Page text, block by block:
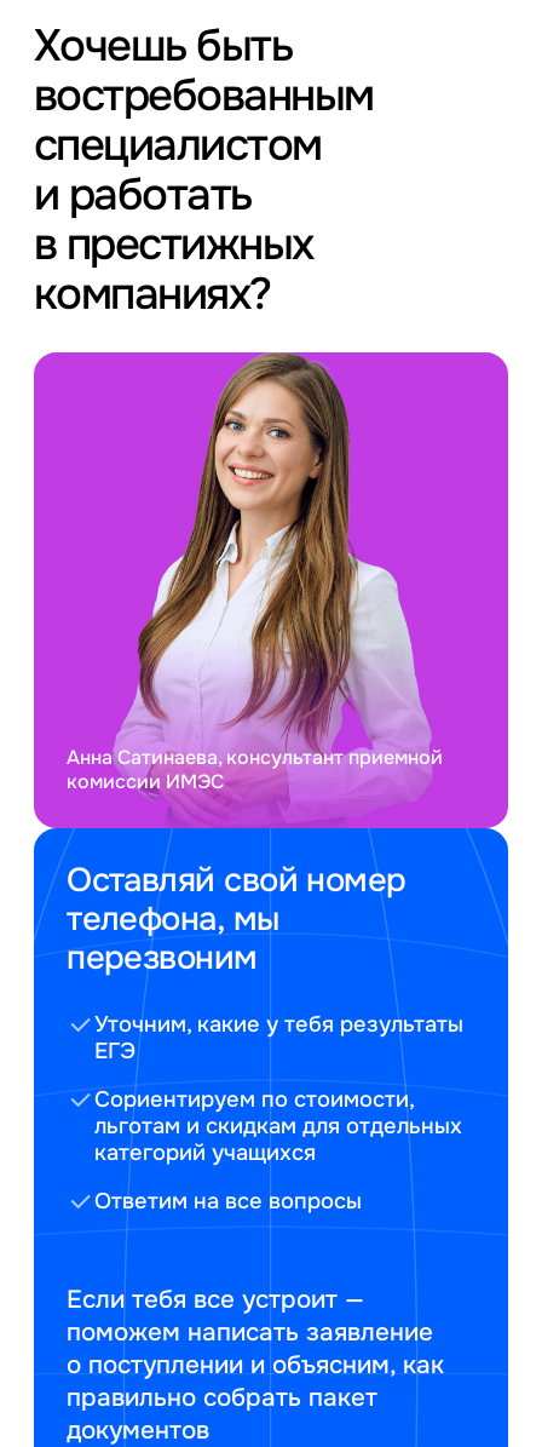
Хочешь быть
востребованным
специалистом
и работать
в престижных
компаниях?
Оставляй свой номер
телефона, мы
перезвоним
Уточним, какие у тебя результаты
ЕГЭ
Сориентируем по стоимости,
льготам и скидкам для отдельных
категорий учащихся
Ответим на все вопросы
Если тебя все устроит —
поможем написать заявление
о поступлении и объясним, как
правильно собрать пакет
документов
Анна Сатинаева, консультант приемной
комиссии ИМЭС